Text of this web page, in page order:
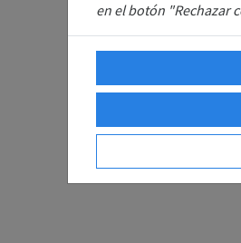
en el botón "Rechazar